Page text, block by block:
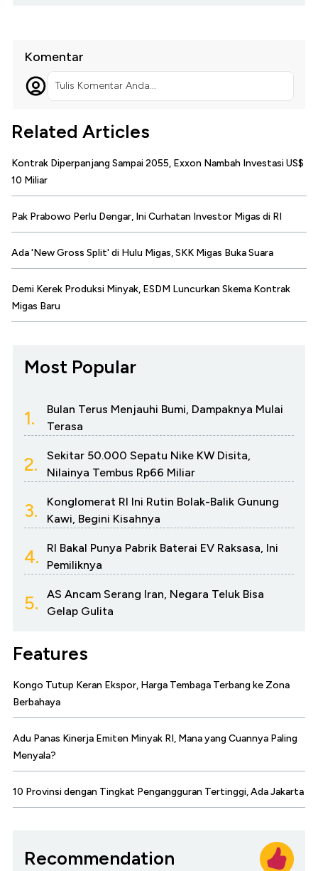
Komentar
Tulis Komentar Anda...
Related Articles
Kontrak Diperpanjang Sampai 2055, Exxon Nambah Investasi US$
10 Miliar
Pak Prabowo Perlu Dengar, Ini Curhatan Investor Migas di RI
Ada 'New Gross Split' di Hulu Migas, SKK Migas Buka Suara
Demi Kerek Produksi Minyak, ESDM Luncurkan Skema Kontrak
Migas Baru
Most Popular
1.
Bulan Terus Menjauhi Bumi, Dampaknya Mulai
Terasa
2.
Sekitar 50.000 Sepatu Nike KW Disita,
Nilainya Tembus Rp66 Miliar
3.
Konglomerat RI Ini Rutin Bolak-Balik Gunung
Kawi, Begini Kisahnya
4.
RI Bakal Punya Pabrik Baterai EV Raksasa, Ini
Pemiliknya
5.
AS Ancam Serang Iran, Negara Teluk Bisa
Gelap Gulita
Features
Kongo Tutup Keran Ekspor, Harga Tembaga Terbang ke Zona
Berbahaya
Adu Panas Kinerja Emiten Minyak RI, Mana yang Cuannya Paling
Menyala?
10 Provinsi dengan Tingkat Pengangguran Tertinggi, Ada Jakarta
Recommendation